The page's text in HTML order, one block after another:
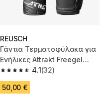
REUSCH
Γάντια Τερματοφύλακα για
Ενήλικες Attrakt Freegel
Infinity 2 4.1
4.1 out of 5 stars from 32 reviews
(32)
50,00 €